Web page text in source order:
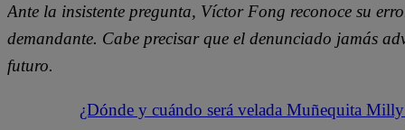
Ante la insistente pregunta, Víctor Fong reconoce su
demandante. Cabe precisar que el denunciado jamás
futuro.
¿Dónde y cuándo será velada Muñequita